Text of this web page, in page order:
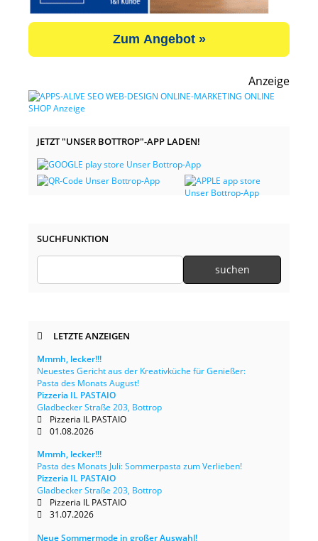
Zum Angebot »
Anzeige
JETZT "UNSER BOTTROP"-APP LADEN!
SUCHFUNKTION
LETZTE ANZEIGEN
Mmmh, lecker!!!
Neuestes Gericht aus der Kreativküche für Genießer:
Pasta des Monats August!
Pizzeria IL PASTAIO
Gladbecker Straße 203, Bottrop
Pizzeria IL PASTAIO
01.08.2026
Mmmh, lecker!!!
Pasta des Monats Juli: Sommerpasta zum Verlieben!
Pizzeria IL PASTAIO
Gladbecker Straße 203, Bottrop
Pizzeria IL PASTAIO
31.07.2026
Neue Sommermode in großer Auswahl!